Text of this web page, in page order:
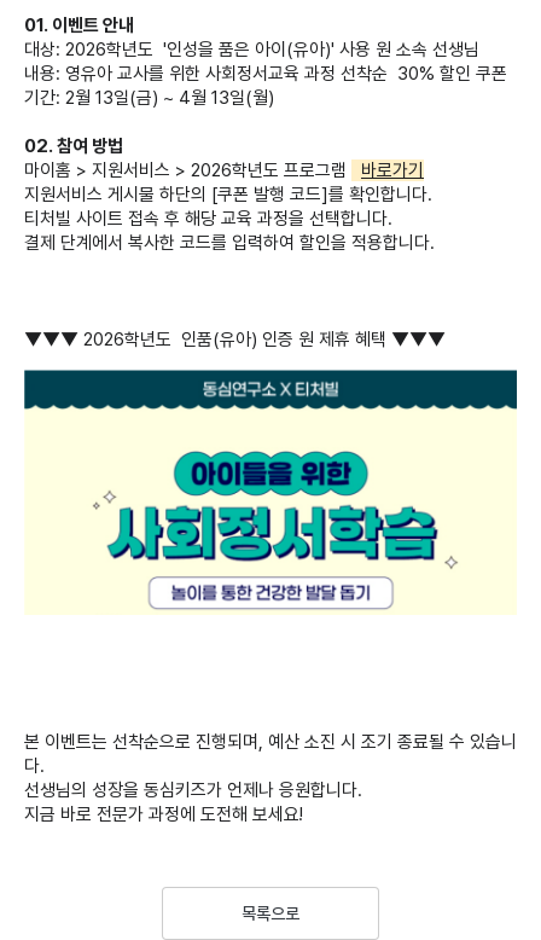
01. 이벤트 안내
대상: 2026학년도 '인성을 품은 아이(유아)' 사용 원 소속 선생님
내용: 영유아 교사를 위한 사회정서교육 과정 선착순 30% 할인 쿠폰
기간: 2월 13일(금) ~ 4월 13일(월)
02. 참여 방법
마이홈 > 지원서비스 > 2026학년도 프로그램
바로가기
지원서비스 게시물 하단의 [쿠폰 발행 코드]를 확인합니다.
티처빌 사이트 접속 후 해당 교육 과정을 선택합니다.
결제 단계에서 복사한 코드를 입력하여 할인을 적용합니다.
▼▼▼ 2026학년도 인품(유아) 인증 원 제휴 혜택 ▼▼▼
본 이벤트는 선착순으로 진행되며, 예산 소진 시 조기 종료될 수 있습니
다.
선생님의 성장을 동심키즈가 언제나 응원합니다.
지금 바로 전문가 과정에 도전해 보세요!
목록으로